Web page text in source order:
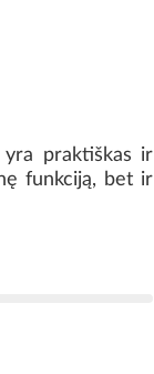
yra praktiškas ir
funkciją, bet ir